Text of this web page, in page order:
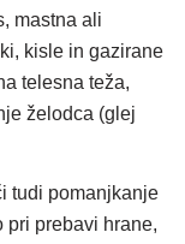
mastna ali
kisle in gazirane
telesna teža,
želodca (glej
tudi pomanjkanje
pri prebavi hrane,